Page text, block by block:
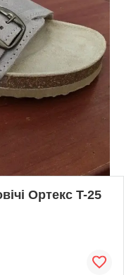
Ортекс T-25